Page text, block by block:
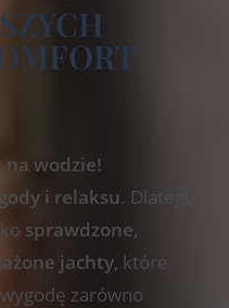
na wodzie!
i relaksu. Dlatego
sprawdzone,
jachty, które
zarówno